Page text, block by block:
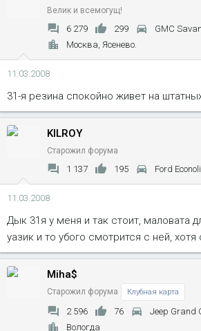
Велик и всемогущ!
6 279 299
GMC
Москва, Ясенево.
11.03.2008
31-я резина спокойно живет на
KILROY
Старожил форума
1 137 195 Ford
11.03.2008
Дык 31я у меня и так стоит, маловата
уазик и то убого смотрится с ней,
Miha$
Старожил форума Клубная карта
2 596 76
Jeep Grand
Вологда